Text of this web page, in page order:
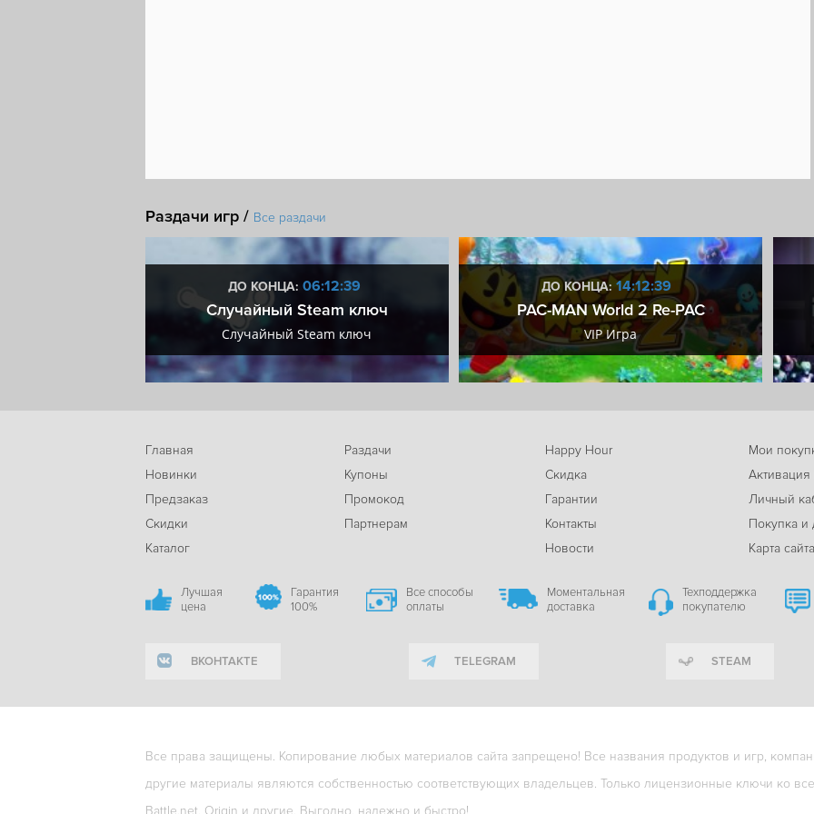
Раздачи игр / Все раздачи
ДО КОНЦА: 06:12:38
Случайный Steam ключ
Случайный Steam ключ
ДО КОНЦА:14:12:38
PAC-MAN World 2 Re-PAC
VIP Игра
Главная
Новинки
Предзаказ
Скидки
Каталог
Раздачи
Купоны
Промокод
Партнерам
Happy Hour
Скидка
Гарантии
Контакты
Новости
Мои
Активация
Личный
Покупка и
Карта сайта
Лучшая
цена
Гарантия
100%
Все способы
оплаты
Моментальная
доставка
Техподдержка
покупателю
ВКОНТАКТЕ TELEGRAM STEAM
Все права защищены. Копирование любых материалов сайта запрещено! Все названия продуктов и игр,
другие материалы являются собственностью соответствующих владельцев. Только лицензионные ключи ко
Battle.net, Origin и другие. Выгодно, надежно и быстро!